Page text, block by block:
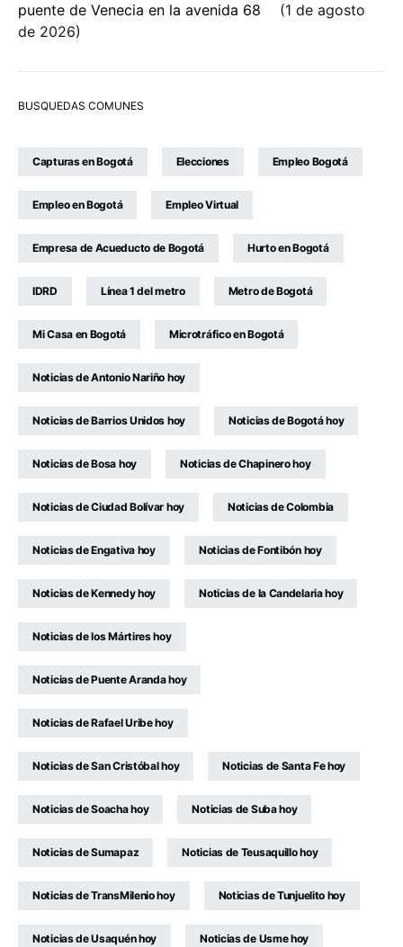
puente de Venecia en la avenida 68
1 de agosto
de 2026
BUSQUEDAS COMUNES
Capturas en Bogotá Elecciones Empleo Bogotá
Empleo en Bogotá Empleo Virtual
Empresa de Acueducto de Bogotá Hurto en Bogotá
IDRD Línea 1 del metro Metro de Bogotá
Mi Casa en Bogotá Microtráfico en Bogotá
Noticias de Antonio Nariño hoy
Noticias de Barrios Unidos hoy Noticias de Bogotá hoy
Noticias de Bosa hoy Noticias de Chapinero hoy
Noticias de Ciudad Bolívar hoy Noticias de Colombia
Noticias de Engativa hoy Noticias de Fontibón hoy
Noticias de Kennedy hoy Noticias de la Candelaria hoy
Noticias de los Mártires hoy
Noticias de Puente Aranda hoy
Noticias de Rafael Uribe hoy
Noticias de San Cristóbal hoy Noticias de Santa Fe hoy
Noticias de Soacha hoy Noticias de Suba hoy
Noticias de Sumapaz Noticias de Teusaquillo hoy
Noticias de TransMilenio hoy Noticias de Tunjuelito hoy
Noticias de Usaquén hoy Noticias de Usme hoy